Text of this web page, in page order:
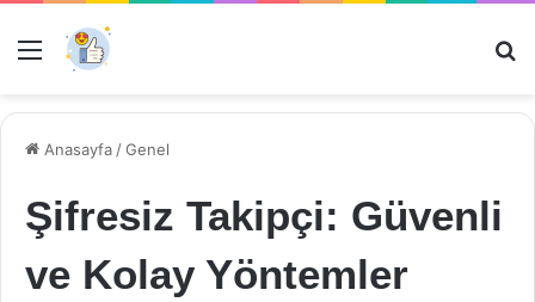
Menü
Anasayfa /Genel
Şifresiz Takipçi: Güvenli
ve Kolay Yöntemler